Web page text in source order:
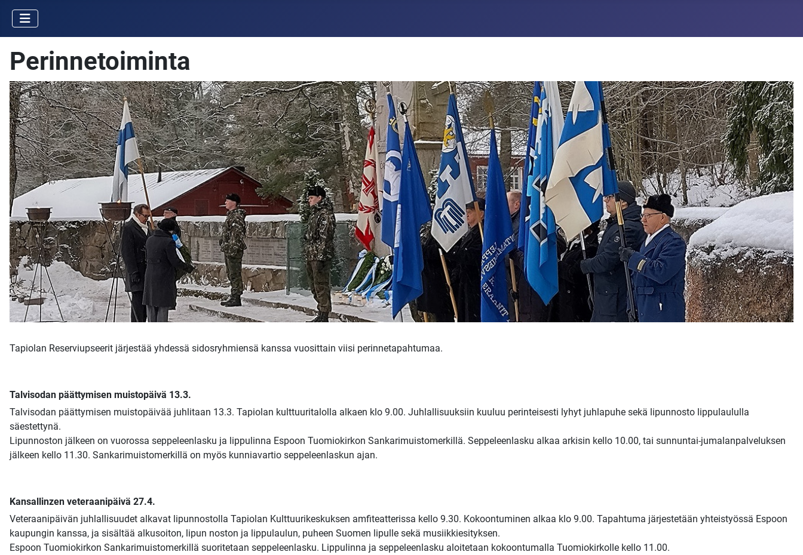
Perinnetoiminta
Tapiolan Reserviupseerit järjestää yhdessä sidosryhmiensä kanssa vuosittain viisi perinnetapahtumaa.
Talvisodan päättymisen muistopäivä 13.3.
Talvisodan päättymisen muistopäivää juhlitaan 13.3. Tapiolan kulttuuritalolla alkaen klo 9.00. Juhlallisuuksiin kuuluu perinteisesti lyhyt juhlapuhe sekä lipunnosto lippulaululla
säestettynä.
Lipunnoston jälkeen on vuorossa seppeleenlasku ja lippulinna Espoon Tuomiokirkon Sankarimuistomerkillä. Seppeleenlasku alkaa arkisin kello 10.00, tai sunnuntai-jumalanpalveluksen
jälkeen kello 11.30. Sankarimuistomerkillä on myös kunniavartio seppeleenlaskun ajan.
Kansallinzen veteraanipäivä 27.4.
Veteraanipäivän juhlallisuudet alkavat lipunnostolla Tapiolan Kulttuurikeskuksen amfiteatterissa kello 9.30. Kokoontuminen alkaa klo 9.00. Tapahtuma järjestetään yhteistyössä Espoon
kaupungin kanssa, ja sisältää alkusoiton, lipun noston ja lippulaulun, puheen Suomen lipulle sekä musiikkiesityksen.
Espoon Tuomiokirkon Sankarimuistomerkillä suoritetaan seppeleenlasku. Lippulinna ja seppeleenlasku aloitetaan kokoontumalla Tuomiokirkolle kello 11.00.